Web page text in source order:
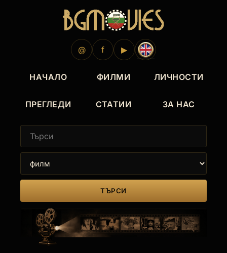
@ f ▶
НАЧАЛО ФИЛМИ ЛИЧНОСТИ
ПРЕГЛЕДИ СТАТИИ ЗА НАС
ТЪРСИ